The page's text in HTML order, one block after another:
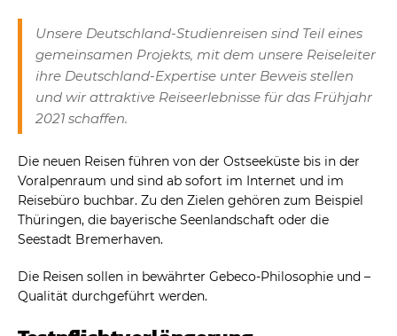
Unsere Deutschland-Studienreisen sind Teil eines
gemeinsamen Projekts, mit dem unsere Reiseleiter
ihre Deutschland-Expertise unter Beweis stellen
und wir attraktive Reiseerlebnisse für das Frühjahr
2021 schaffen.
Die neuen Reisen führen von der Ostseeküste bis in der
Voralpenraum und sind ab sofort im Internet und im
Reisebüro buchbar. Zu den Zielen gehören zum Beispiel
Thüringen, die bayerische Seenlandschaft oder die
Seestadt Bremerhaven.
Die Reisen sollen in bewährter Gebeco-Philosophie und –
Qualität durchgeführt werden.